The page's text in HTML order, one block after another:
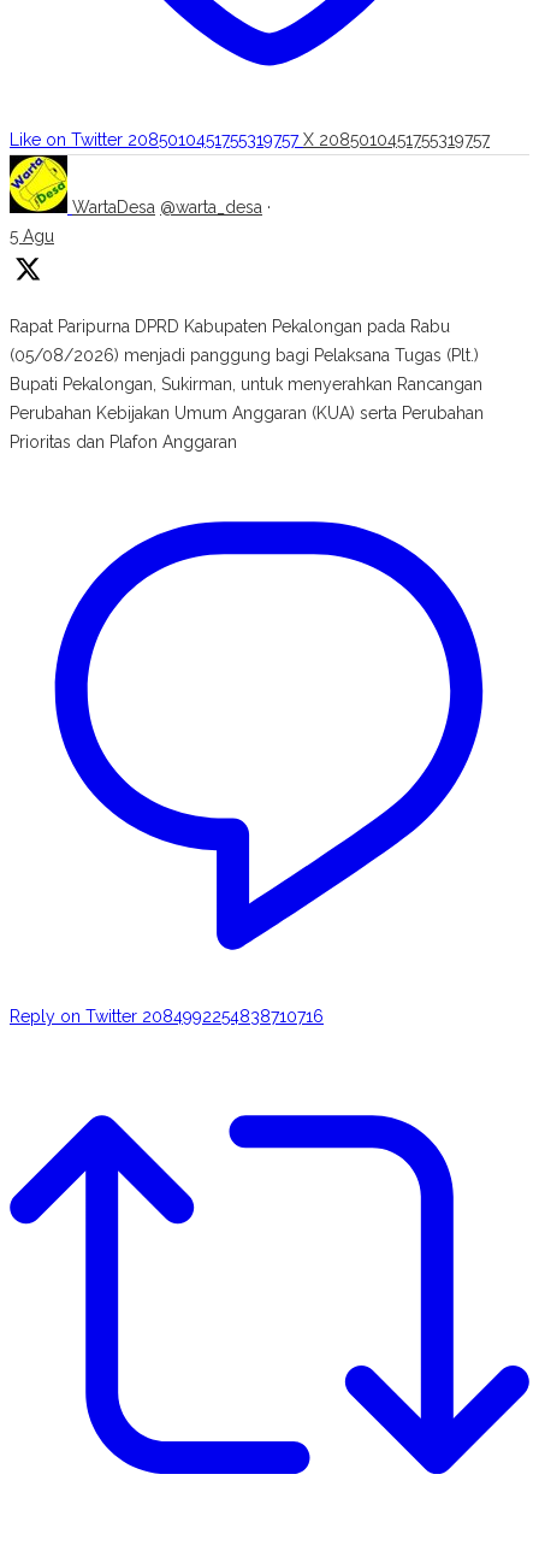
Like on Twitter 2085010451755319757 X 2085010451755319757
WartaDesa @warta_desa ·
5 Agu
Rapat Paripurna DPRD Kabupaten Pekalongan pada Rabu
(05/08/2026) menjadi panggung bagi Pelaksana Tugas (Plt.)
Bupati Pekalongan, Sukirman, untuk menyerahkan Rancangan
Perubahan Kebijakan Umum Anggaran (KUA) serta Perubahan
Prioritas dan Plafon Anggaran
Reply on Twitter 2084992254838710716